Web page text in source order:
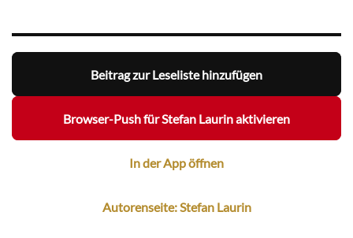
Beitrag zur Leseliste hinzufügen
Browser-Push für Stefan Laurin aktivieren
In der App öffnen
Autorenseite: Stefan Laurin